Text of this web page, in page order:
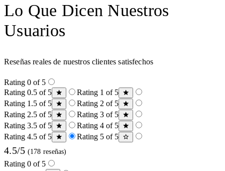
Lo Que Dicen Nuestros
Usuarios
Reseñas reales de nuestros clientes satisfechos
Rating 0 of 5
Rating 0.5 of 5
Rating 1 of 5
Rating 1.5 of 5
Rating 2 of 5
Rating 2.5 of 5
Rating 3 of 5
Rating 3.5 of 5
Rating 4 of 5
Rating 4.5 of 5
Rating 5 of 5
4.5/5 (178 reseñas)
Rating 0 of 5